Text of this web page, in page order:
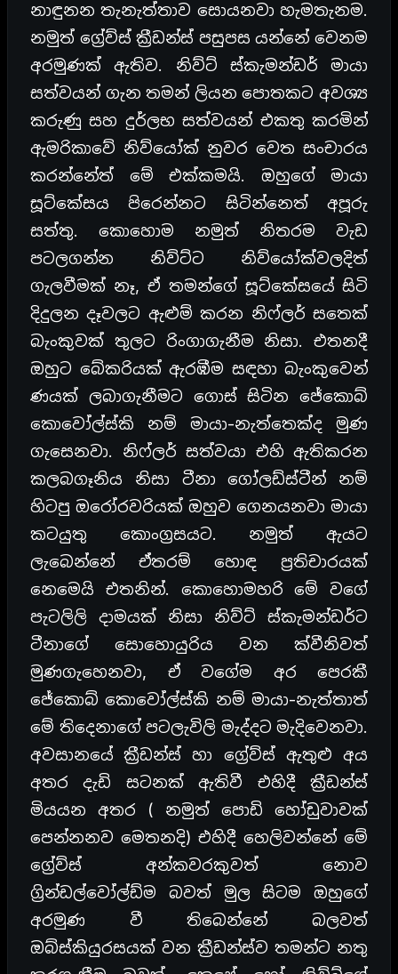
නාඳුනන තැනැත්තාව සොයනවා හැමතැනම.
නමුත් ග්‍රේව්ස් ක්‍රීඩන්ස් පසුපස යන්නේ වෙනම
අරමුණක් ඇතිව. නිව්ට් ස්කැමන්ඩර් මායා
සත්වයන් ගැන තමන් ලියන පොතකට අවශ්‍ය
කරුණු සහ දුර්ලභ සත්වයන් එකතු කරමින්
ඇමරිකාවේ නිව්යෝක් නුවර වෙත සංචාරය
කරන්නේත් මේ එක්කමයි. ඔහුගේ මායා
සූට්කේසය පිරෙන්නට සිටින්නෙත් අපූරු
සත්තු. කොහොම නමුත් නිතරම වැඩ
පටලගන්න නිව්ට්ට නිව්යෝක්වලදිත්
ගැලවීමක් නෑ, ඒ තමන්ගේ සූට්කේසයේ සිටි
දිදුලන දෑවලට ඇළුම් කරන නිෆ්ලර් සතෙක්
බැංකුවක් තුලට රිංගාගැනීම නිසා. එතනදී
ඔහුට බේකරියක් ඇරඹීම සඳහා බැංකුවෙන්
ණයක් ලබාගැනීමට ගොස් සිටින ජේකොබ්
කොවෝල්ස්කි නම් මායා-නැත්තෙක්ද මුණ
ගැසෙනවා. නිෆ්ලර් සත්වයා එහි ඇතිකරන
කලබගෑනිය නිසා ටීනා ගෝලඩ්ස්ටීන් නම්
හිටපු ඔරෝරවරියක් ඔහුව ගෙනයනවා මායා
කටයුතු කොංග්‍රසයට. නමුත් ඇයට
ලැබෙන්නේ ඒතරම් හොඳ ප්‍රතිචාරයක්
නෙමෙයි එතනින්. කොහොමහරි මේ වගේ
පැටලිලි දාමයක් නිසා නිව්ට් ස්කැමන්ඩර්ට
ටීනාගේ සොහොයුරිය වන ක්වීනිවත්
මුණගැහෙනවා, ඒ වගේම අර පෙරකී
ජේකොබ් කොවෝල්ස්කි නම් මායා-නැත්තාත්
මේ තිදෙනාගේ පටලැවිලි මැද්දට මැදිවෙනවා.
අවසානයේ ක්‍රීඩන්ස් හා ග්‍රේව්ස් ඇතුළු අය
අතර දැඩි සටනක් ඇතිවී එහිදී ක්‍රීඩන්ස්
මියයන අතර ( නමුත් පොඩි හෝඩුවාවක්
පෙන්නනව මෙතනදි) එහිදී හෙලිවන්නේ මේ
ග්‍රේව්ස් අන්කවරකුවත් නොව
ග්‍රින්ඩල්වෝල්ඩ්ම බවත් මුල සිටම ඔහුගේ
අරමුණ වී තිබෙන්නේ බලවත්
ඔබ්ස්කියුරසයක් වන ක්‍රීඩන්ස්ව තමන්ට නතු